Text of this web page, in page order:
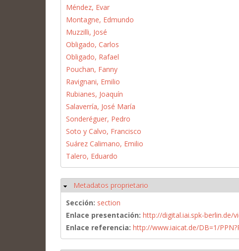
Méndez, Evar
Montagne, Edmundo
Muzzilli, José
Obligado, Carlos
Obligado, Rafael
Pouchan, Fanny
Ravignani, Emilio
Rubianes, Joaquín
Salaverría, José María
Sonderéguer, Pedro
Soto y Calvo, Francisco
Suárez Calimano, Emilio
Talero, Eduardo
Ocultar
Metadatos proprietario
Sección: section
Enlace presentación: http://digital.iai.spk-berlin.de/
Enlace referencia: http://www.iaicat.de/DB=1/